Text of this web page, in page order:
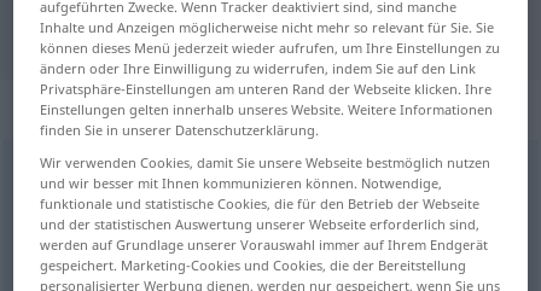
"Auskunft" Serbisch Übersetzung
„Auskunft“: weiblich, feminin
Auskunftf
Übersicht aller Übersetzungen
(Für mehr Details die Übersetzung anklicken/antippen)
aufgeführten Zwecke. Wenn Tracker deaktiviert sind, sind manche
Inhalte und Anzeigen möglicherweise nicht mehr so relevant für Sie. Sie
können dieses Menü jederzeit wieder aufrufen, um Ihre Einstellungen zu
ändern oder Ihre Einwilligung zu widerrufen, indem Sie auf den Link
Privatsphäre-Einstellungen am unteren Rand der Webseite klicken. Ihre
Einstellungen gelten innerhalb unseres Website. Weitere Informationen
finden Sie in unserer Datenschutzerklärung.
Wir verwenden Cookies, damit Sie unsere Webseite bestmöglich nutzen
und wir besser mit Ihnen kommunizieren können. Notwendige,
funktionale und statistische Cookies, die für den Betrieb der Webseite
und der statistischen Auswertung unserer Webseite erforderlich sind,
werden auf Grundlage unserer Vorauswahl immer auf Ihrem Endgerät
gespeichert. Marketing-Cookies und Cookies, die der Bereitstellung
personalisierter Werbung dienen, werden nur gespeichert, wenn Sie uns